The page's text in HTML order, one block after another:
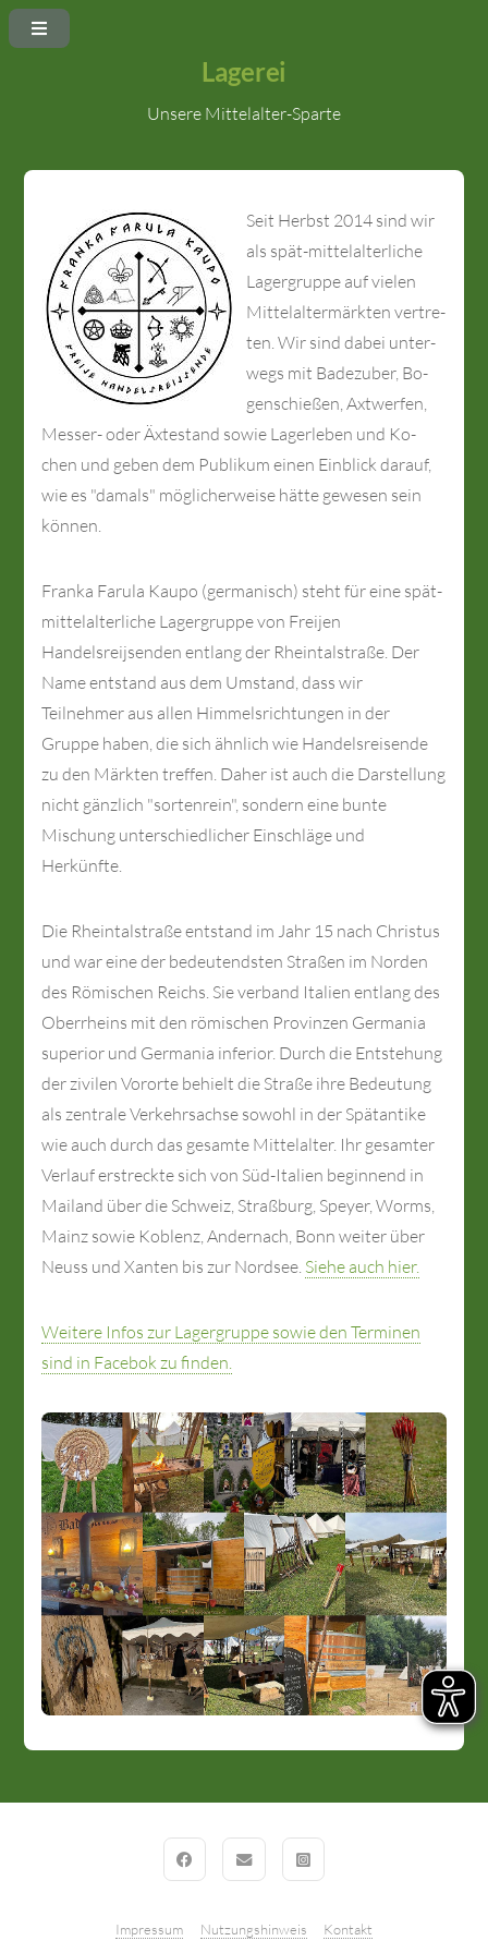
Lagerei
Unsere Mittelalter-Sparte
Seit Herbst 2014 sind wir
als spät-mit­tel­al­ter­liche
La­ger­grup­pe auf vie­len
Mit­tel­al­ter­märk­ten ver­tre­
ten. Wir sind da­bei un­ter­
wegs mit Ba­de­zu­ber, Bo­
gen­schießen, Axt­wer­fen,
Messer- oder Äxte­stand so­wie La­ger­leb­en und Ko­
chen und geben dem Pub­li­kum einen Ein­blick da­rauf,
wie es "da­mals" mö­gli­cher­wei­se hätte ge­we­sen sein
können.
Franka Farula Kaupo (germanisch) steht für eine spät-
mittelalterliche Lagergruppe von Freijen
Handelsreijsenden entlang der Rheintalstraße. Der
Name entstand aus dem Umstand, dass wir
Teilnehmer aus allen Himmelsrichtungen in der
Gruppe haben, die sich ähnlich wie Handelsreisende
zu den Märkten treffen. Daher ist auch die Darstellung
nicht gänzlich "sortenrein", sondern eine bunte
Mischung unterschiedlicher Einschläge und
Herkünfte.
Die Rheintalstraße entstand im Jahr 15 nach Christus
und war eine der bedeutendsten Straßen im Norden
des Römischen Reichs. Sie verband Italien entlang des
Oberrheins mit den römischen Provinzen Germania
superior und Germania inferior. Durch die Entstehung
der zivilen Vororte behielt die Straße ihre Bedeutung
als zentrale Verkehrsachse sowohl in der Spätantike
wie auch durch das gesamte Mittelalter. Ihr gesamter
Verlauf erstreckte sich von Süd-Italien beginnend in
Mailand über die Schweiz, Straßburg, Speyer, Worms,
Mainz sowie Koblenz, Andernach, Bonn weiter über
Neuss und Xanten bis zur Nordsee. Siehe auch hier.
Weitere Infos zur Lagergruppe sowie den Terminen
sind in Facebok zu finden.
Impressum Nutzungshinweis Kontakt